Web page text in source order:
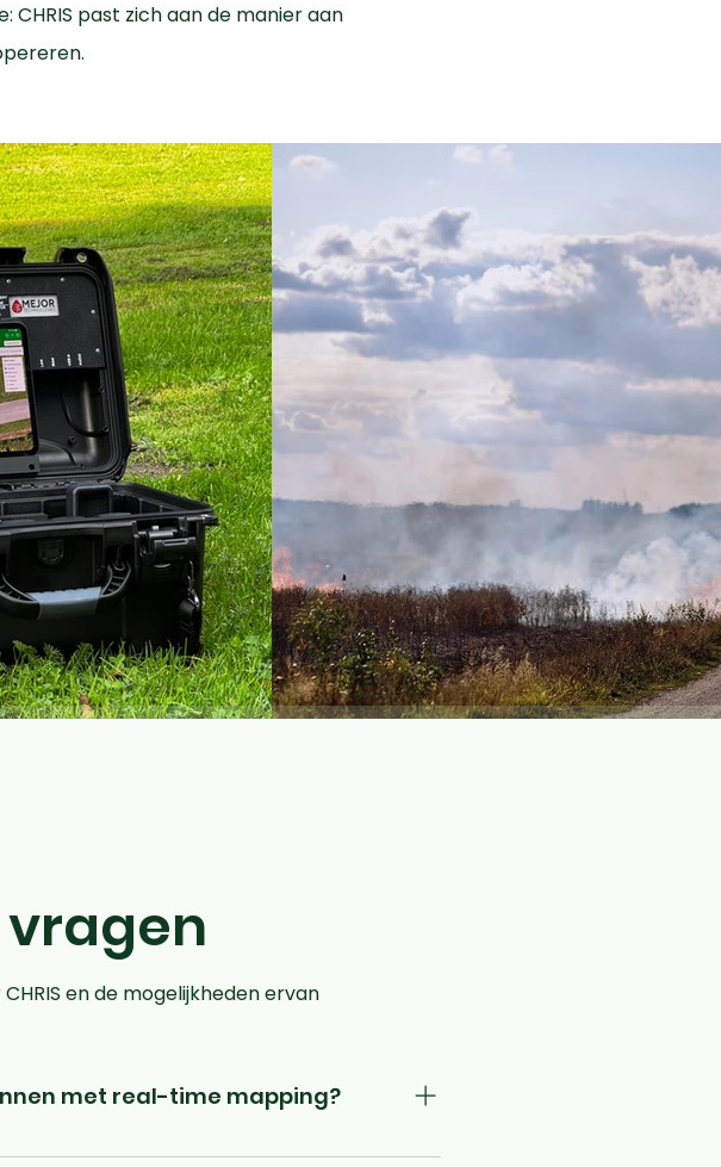
past zich aan de manier aan
met real-time mapping?
geleverd, is draagbaar en direct klaar voor
en de mogelijkheden ervan